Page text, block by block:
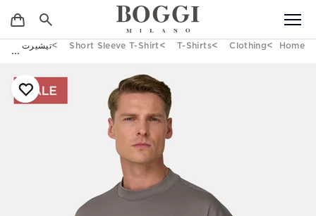
Home
Clothing
T-Shirts
Short Sleeve T-Shirt تيشيرت